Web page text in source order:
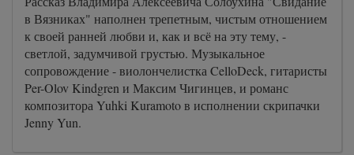
в Вязниках" наполнен трепетным, чистым отношением
к своей ранней любви и, как и всё на эту тему, -
светлой, задумчивой грустью. Музыкальное
сопровождение - виолончелистка CelloDeck, гитаристы
Per-Olov Kindgren и Максим Чигинцев, и романс
композитора Yuhki Kuramoto в исполнении скрипачки
Jenny Yun.